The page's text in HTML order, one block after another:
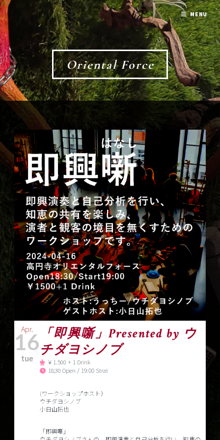
Oriental Force
Apr.
16
tue
「即興噺」Presented by ウ
チダヨシノブ
￥1.500 + 1 Drink
18;30 Open / 19:00 Strat
(ワークショップホスト）
ウチダヨシノブ
小日山拓也
「即興噺」
MENU